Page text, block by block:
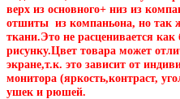
верх из основного+ низ из
отшиты из компаньона, но так
ткани.Это не расценивается как
рисунку.Цвет товара может
экране,т.к. это зависит от
монитора (яркость,контраст,
ушек и рюшей.